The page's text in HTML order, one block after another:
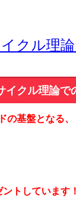
クル理論
クル理論で
基盤となる、
トしています！